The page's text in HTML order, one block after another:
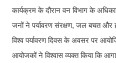
कार्यक्रम के दौरान वन विभाग के
जनों ने पर्यावरण संरक्षण, जल बचत और
विश्व पर्यावरण दिवस के अवसर पर
आयोजकों ने विश्वास व्यक्त किया कि